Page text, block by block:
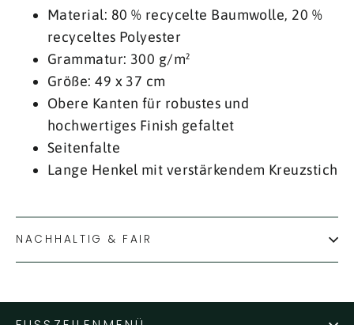
Material: 80 % recycelte Baumwolle, 20 %
recyceltes Polyester
Grammatur: 300 g/m²
Größe: 49 x 37 cm
Obere Kanten für robustes und
hochwertiges Finish gefaltet
Seitenfalte
Lange Henkel mit verstärkendem Kreuzstich
NACHHALTIG & FAIR